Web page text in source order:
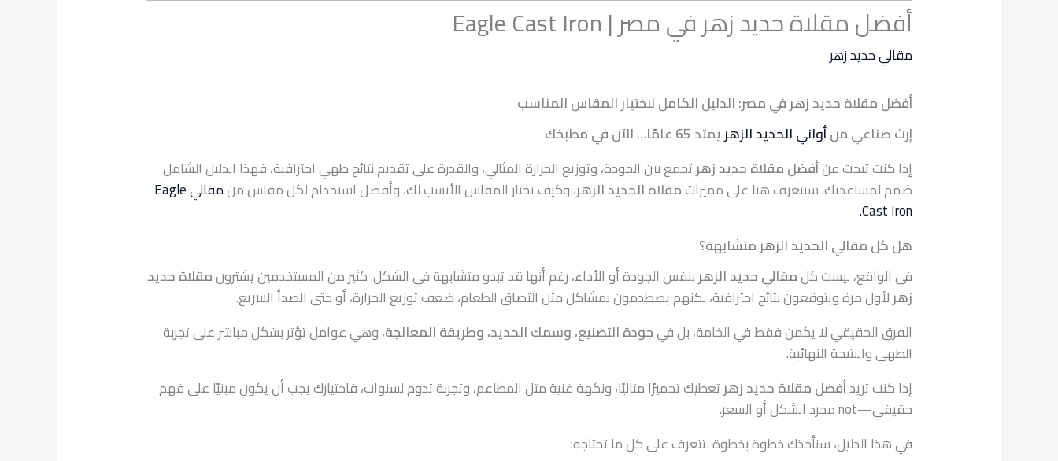
أفضل مقلاة حديد زهر في مصر | Eagle Cast Iron
مقالي حديد زهر
أفضل مقلاة حديد زهر في مصر: الدليل الكامل لاختيار المقاس المناسب
إرث صناعي منأواني الحديد الزهريمتد 65 عامًا… الآن في مطبخك
إذا كنت تبحث عنأفضل مقلاة حديد زهرتجمع بين الجودة، وتوزيع الحرارة المثالي، والقدرة على تقديم نتائج طهي احترافية، فهذا الدليل الشامل
صُمم لمساعدتك. ستتعرف هنا على مميزاتمقلاة الحديد الزهر، وكيف تختار المقاس الأنسب لك، وأفضل استخدام لكل مقاس من
مقالي Eagle
Cast Iron.
هل كل مقالي الحديد الزهر متشابهة؟
في الواقع، ليست كلمقالي حديد الزهربنفس الجودة أو الأداء، رغم أنها قد تبدو متشابهة في الشكل. كثير من المستخدمين يشترونمقلاة حديد
زهرلأول مرة ويتوقعون نتائج احترافية، لكنهم يصطدمون بمشاكل مثل التصاق الطعام، ضعف توزيع الحرارة، أو حتى الصدأ السريع.
الفرق الحقيقي لا يكمن فقط في الخامة، بل فيجودة التصنيع، وسمك الحديد، وطريقة المعالجة، وهي عوامل تؤثر بشكل مباشر على تجربة
الطهي والنتيجة النهائية.
إذا كنت تريدأفضل مقلاة حديد زهرتعطيك تحميرًا مثاليًا، ونكهة غنية مثل المطاعم، وتجربة تدوم لسنوات، فاختيارك يجب أن يكون مبنيًا على فهم
حقيقي—not مجرد الشكل أو السعر.
في هذا الدليل، سنأخذك خطوة بخطوة لتتعرف على كل ما تحتاجه: